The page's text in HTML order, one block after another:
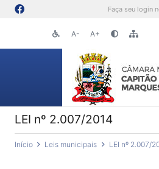
Faça seu login
A- A+
LEI nº 2.007/2014
Início Leis municipais LEI nº 2.007/